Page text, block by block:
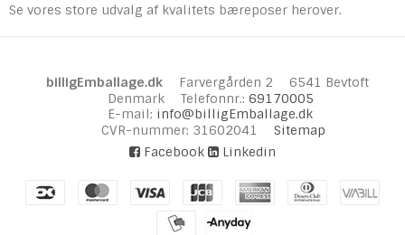
Se vores store udvalg af kvalitets bæreposer herover.
billigEmballage.dk Farvergården 2
6541 Bevtoft
Denmark
Telefonnr.: 69170005
E-mail: info@billigEmballage.dk
CVR-nummer: 31602041
Sitemap
Facebook
Linkedin